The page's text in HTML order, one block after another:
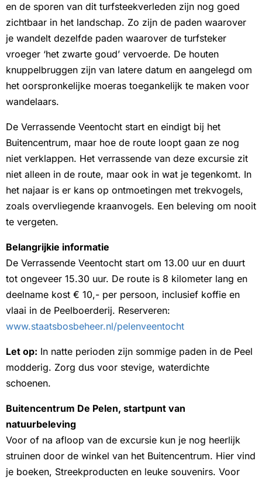
en de sporen van dit turfsteekverleden zijn nog goed
zichtbaar in het landschap. Zo zijn de paden waarover
je wandelt dezelfde paden waarover de turfsteker
vroeger ‘het zwarte goud’ vervoerde. De houten
knuppelbruggen zijn van latere datum en aangelegd om
het oorspronkelijke moeras toegankelijk te maken voor
wandelaars.
De Verrassende Veentocht start en eindigt bij het
Buitencentrum, maar hoe de route loopt gaan ze nog
niet verklappen. Het verrassende van deze excursie zit
niet alleen in de route, maar ook in wat je tegenkomt. In
het najaar is er kans op ontmoetingen met trekvogels,
zoals overvliegende kraanvogels. Een beleving om nooit
te vergeten.
Belangrijkie informatie
De Verrassende Veentocht start om 13.00 uur en duurt
tot ongeveer 15.30 uur. De route is 8 kilometer lang en
deelname kost € 10,- per persoon, inclusief koffie en
vlaai in de Peelboerderij. Reserveren:
www.staatsbosbeheer.nl/pelenveentocht
Let op: In natte perioden zijn sommige paden in de Peel
modderig. Zorg dus voor stevige, waterdichte
schoenen.
Buitencentrum De Pelen, startpunt van
natuurbeleving
Voor of na afloop van de excursie kun je nog heerlijk
struinen door de winkel van het Buitencentrum. Hier vind
je boeken, Streekproducten en leuke souvenirs. Voor